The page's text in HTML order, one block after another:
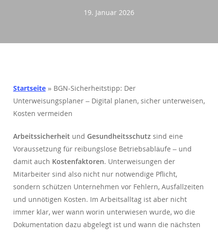
19. Januar 2026
Startseite» BGN-Sicherheitstipp: Der
Unterweisungsplaner – Digital planen, sicher unterweisen,
Kosten vermeiden
Arbeitssicherheit und Gesundheitsschutzsind eine
Voraussetzung für reibungslose Betriebsabläufe – und
damit auch Kostenfaktoren. Unterweisungen der
Mitarbeiter sind also nicht nur notwendige Pflicht,
sondern schützen Unternehmen vor Fehlern, Ausfallzeiten
und unnötigen Kosten. Im Arbeitsalltag ist aber nicht
immer klar, wer wann worin unterwiesen wurde, wo die
Dokumentation dazu abgelegt ist und wann die nächsten